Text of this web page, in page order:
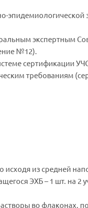
экспертным
№12).
сертификации
требованиям
из средней
ЭХБ – 1 шт. на 2
во флаконах,